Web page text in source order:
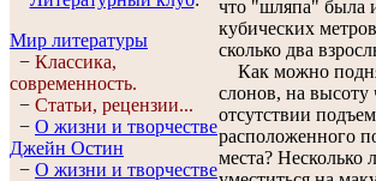
Мир литературы
− Классика,
современность.
− Статьи, рецензии...
− О жизни и творчестве
Джейн Остин
− О жизни и творчестве
что "шляпа" была
кубических
сколько два
Как можно
слонов, на
отсутствии
расположенного
места? Несколько